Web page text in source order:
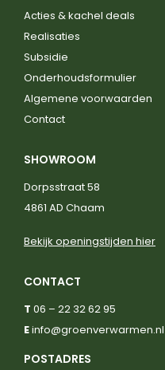
Acties & kachel deals
Realisaties
Subsidie
Onderhoudsformulier
Algemene voorwaarden
Contact
SHOWROOM
Dorpsstraat 58
4861 AD Chaam
Bekijk openingstijden hier
CONTACT
T 06 – 22 32 62 95
Einfo@groenverwarmen.nl
POSTADRES